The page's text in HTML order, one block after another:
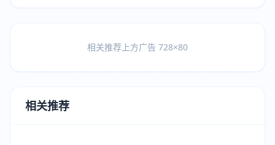
相关推荐上方广告 728×80
相关推荐